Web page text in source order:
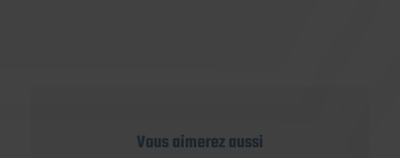
Vous aimerez aussi